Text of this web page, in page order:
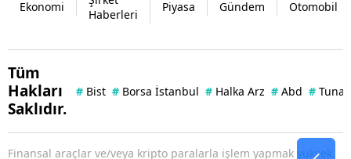
Ekonomi
Haberleri
Piyasa Gündem Otomobil
Tüm
Hakları
Saklıdır.
# Bist # Borsa İstanbul # Halka Arz # Abd # Tuna
Finansal araçlar ve/veya kripto paralarla işlem yapmak yüksek